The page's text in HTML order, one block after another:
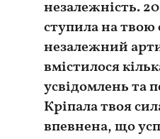
незалежність.
ступила на твою
незалежний
вмістилося
усвідомлень та
Кріпала твоя
впевнена, що